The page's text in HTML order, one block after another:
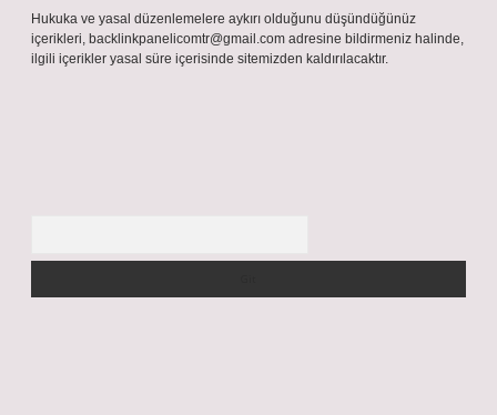
Hukuka ve yasal düzenlemelere aykırı olduğunu düşündüğünüz
içerikleri, backlinkpanelicomtr@gmail.com adresine bildirmeniz halinde,
ilgili içerikler yasal süre içerisinde sitemizden kaldırılacaktır.